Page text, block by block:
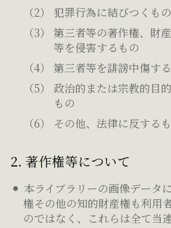
犯罪行為に結びつくもの
第三者等の著作権、財
等を侵害するもの
第三者等を誹謗中傷す
政治的または宗教的目
もの
その他、法律に反する
2. 著作権等について
本ライブラリーの画像データ
権その他の知的財産権も利用
のではなく、これらは全て当